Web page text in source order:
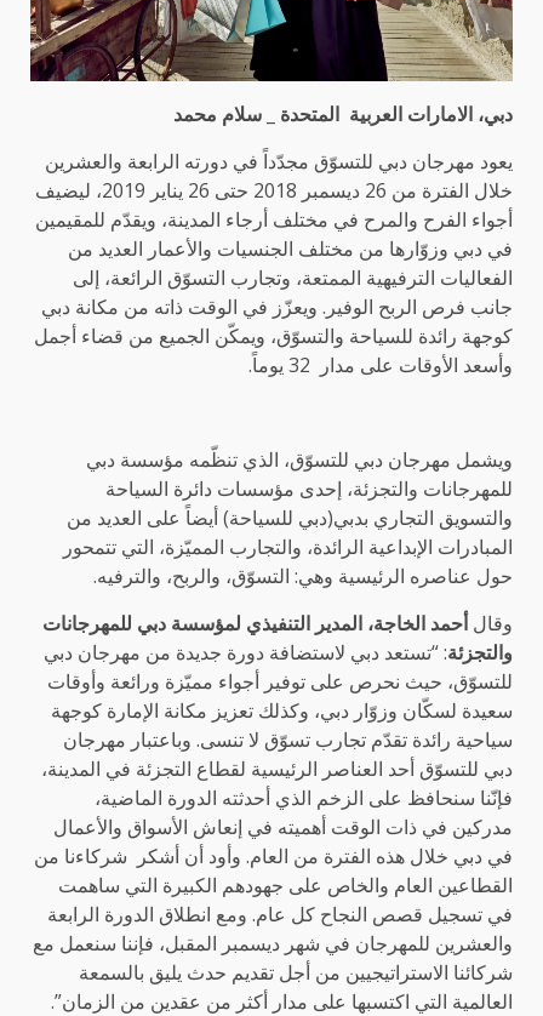
دبي، الامارات العربية المتحدة
_ سلام محمد
يعود مهرجان دبي للتسوّق مجدّداً في دورته الرابعة والعشرين
خلال الفترة من 26 ديسمبر 2018 حتى 26 يناير 2019، ليض
يف
أجواء الفرح والمرح في مختلف أرجاء المدينة، ويقدّم للمقيمين
في دبي وزوّارها من مختلف الجنسيات والأعمار العديد من
الفعاليات الترفيهية الممتعة، وتجارب التسوّق الرائعة، إلى
جانب فرص الربح الوفير. ويعزّز في الوقت ذاته من مكانة دبي
كوجهة رائدة للسياحة والتسوّق، ويمكّن الجميع من قضاء أجمل
وأسعد الأوقات على مدار 32 يوماً.
ويشمل مهرجان دبي للتسوّق، الذي تنظّمه مؤسسة دبي
للمهرجانات والتجزئة، إحدى مؤسسات دائرة السياحة
والتسويق التجاري بدبي(دبي للسياحة) أيضاً على العديد من
المبادرات الإبداعية الرائدة، والتجارب المميّزة، التي تتمحور
حول عناصره الرئيسية وهي: التسوّق، والربح، والترفيه.
وقالأحمد الخاجة، المدير التنفيذي لمؤسسة دبي للمهرجانات
والتجزئة:“تستعد دبي لاستضافة دورة جديدة من مهرجان دبي
للتسوّق، حيث نحرص على توفير أجواء مميّزة ورائعة وأوقات
سعيدة لسكّان وزوّار دبي، وكذلك تعزيز مكانة الإمارة كوجهة
سياحية رائدة تقدّم تجارب تسوّق لا تنسى. وباعتبار مهرجان
دبي للتسوّق أحد العناصر الرئيسية لقطاع التجزئة في المدينة،
فإنّنا سنحافظ على الزخم الذي أحدثته الدورة الماضية،
مدركين في ذات الوقت أهميته في إنعاش الأسواق والأعمال
في دبي خلال هذه الفترة من العام. وأود أن أشكر شركاءنا من
القطاعين العام والخاص على جهودهم الكبيرة التي ساهمت
في تسجيل قصص النجاح كل عام. ومع انطلاق الدورة الرابعة
والعشرين للمهرجان في شهر ديسمبر المقبل، فإننا سنعمل مع
شركائنا الاستراتيجيين من أجل تقديم حدث يليق بالسمعة
العالمية التي اكتسبها على مدار أكثر من عقدين من الزمان”.